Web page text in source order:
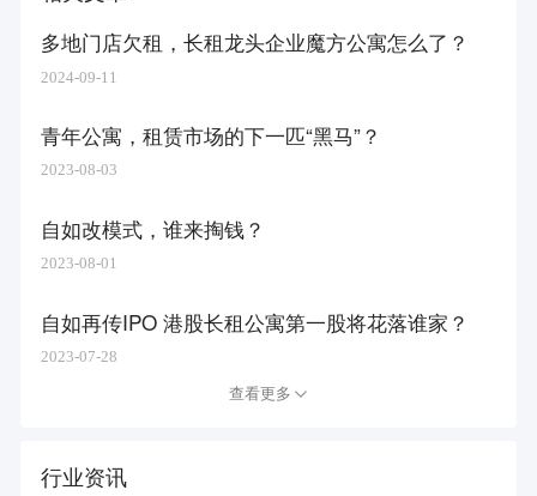
多地门店欠租，长租龙头企业魔方公寓怎么了？
2024-09-11
青年公寓，租赁市场的下一匹“黑马”？
2023-08-03
自如改模式，谁来掏钱？
2023-08-01
自如再传IPO 港股长租公寓第一股将花落谁家？
2023-07-28
查看更多
行业资讯